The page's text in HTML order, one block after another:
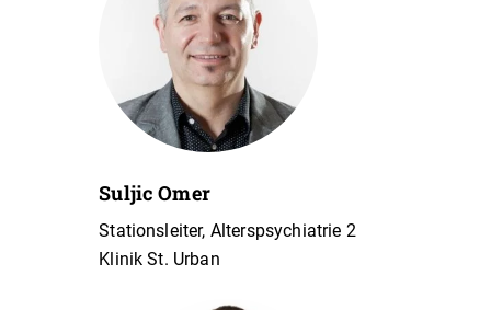
Suljic Omer
Stationsleiter, Alterspsychiatrie 2
Klinik St. Urban